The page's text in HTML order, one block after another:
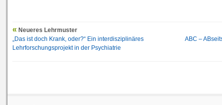
ABC –
Neueres Lehrmuster
„Das ist doch Krank, oder?“ Ein interdisziplinäres
Lehrforschungsprojekt in der Psychiatrie